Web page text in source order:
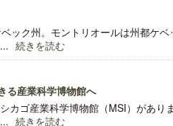
ック州。モントリオールは州都ケ
続きを読む
る産業科学博物館へ
カゴ産業科学博物館（MSI）があり
続きを読む